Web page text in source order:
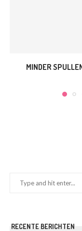
MINDER
RECENTE BERICHTEN